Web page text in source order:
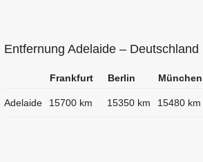
Entfernung Adelaide – Deutschland
Frankfurt Berlin München
Adelaide 15700 km 15350 km 15480 km